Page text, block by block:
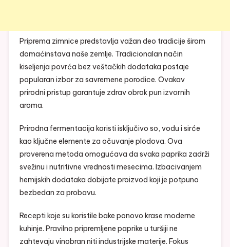
Priprema zimnice predstavlja važan deo tradicije širom
domaćinstava naše zemlje. Tradicionalan način
kiseljenja povrća bez veštačkih dodataka postaje
popularan izbor za savremene porodice. Ovakav
prirodni pristup garantuje zdrav obrok pun izvornih
aroma.
Prirodna fermentacija koristi isključivo so, vodu i sirće
kao ključne elemente za očuvanje plodova. Ova
proverena metoda omogućava da svaka paprika zadrži
svežinu i nutritivne vrednosti mesecima. Izbacivanjem
hemijskih dodataka dobijate proizvod koji je potpuno
bezbedan za probavu.
Recepti koje su koristile bake ponovo krase moderne
kuhinje. Pravilno pripremljene paprike u turšiji ne
zahtevaju vinobran niti industrijske materije. Fokus